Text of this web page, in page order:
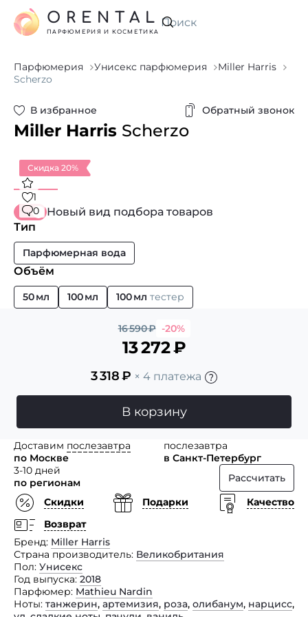
Искать
ORENTAL
ПАРФЮМЕРИЯ И КОСМЕТИКА
Парфюмерия Унисекс парфюмерия
Miller Harris
Scherzo
В избранное Обратный звонок
Miller Harris Scherzo
Скидка 20%
1
0
Новый вид подбора товаров
Тип
Парфюмерная вода
Объём
50 мл 100 мл 100 мл тестер
16 590₽ -20%
13 272₽
3 318₽ × 4 платежа
В корзину
Доставим послезавтра
по Москве
послезавтра
в Санкт-Петербург
3-10 дней
по регионам
Рассчитать
Скидки
Подарки
Качество
Возврат
Бренд Miller Harris
Страна производитель Великобритания
Пол Унисекс
Год выпуска 2018
Парфюмер Mathieu Nardin
Ноты танжерин, артемизия, роза, олибанум, нарцисс,